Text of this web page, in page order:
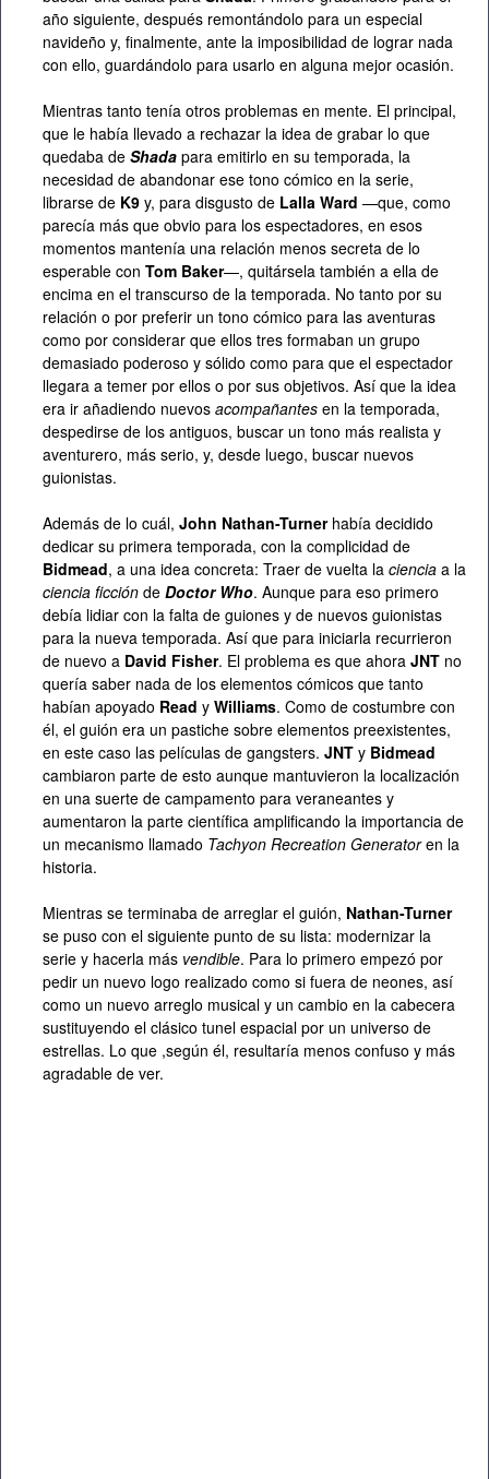
año siguiente, después remontándolo para un especial
navideño y, finalmente, ante la imposibilidad de lograr nada
con ello, guardándolo para usarlo en alguna mejor ocasión.
Mientras tanto tenía otros problemas en mente. El principal,
que le había llevado a rechazar la idea de grabar lo que
quedaba de Shada para emitirlo en su temporada, la
necesidad de abandonar ese tono cómico en la serie,
librarse de K9 y, para disgusto de Lalla Ward —que, como
parecía más que obvio para los espectadores, en esos
momentos mantenía una relación menos secreta de lo
esperable con Tom Baker—, quitársela también a ella de
encima en el transcurso de la temporada. No tanto por su
relación o por preferir un tono cómico para las aventuras
como por considerar que ellos tres formaban un grupo
demasiado poderoso y sólido como para que el espectador
llegara a temer por ellos o por sus objetivos. Así que la idea
era ir añadiendo nuevos acompañantes en la temporada,
despedirse de los antiguos, buscar un tono más realista y
aventurero, más serio, y, desde luego, buscar nuevos
guionistas.
Además de lo cuál, John Nathan-Turnerhabía decidido
dedicar su primera temporada, con la complicidad de
Bidmead, a una idea concreta: Traer de vuelta la ciencia a la
ciencia ficción de Doctor Who. Aunque para eso primero
debía lidiar con la falta de guiones y de nuevos guionistas
para la nueva temporada. Así que para iniciarla recurrieron
de nuevo a David Fisher. El problema es que ahora JNT no
quería saber nada de los elementos cómicos que tanto
habían apoyado Read y Williams. Como de costumbre con
él, el guión era un pastiche sobre elementos preexistentes,
en este caso las películas de gangsters. JNT y Bidmead
cambiaron parte de esto aunque mantuvieron la localización
en una suerte de campamento para veraneantes y
aumentaron la parte científica amplificando la importancia de
un mecanismo llamado Tachyon Recreation Generatoren la
historia.
Mientras se terminaba de arreglar el guión, Nathan-Turner
se puso con el siguiente punto de su lista: modernizar la
serie y hacerla más vendible. Para lo primero empezó por
pedir un nuevo logo realizado como si fuera de neones, así
como un nuevo arreglo musical y un cambio en la cabecera
sustituyendo el clásico tunel espacial por un universo de
estrellas. Lo que ,según él, resultaría menos confuso y más
agradable de ver.